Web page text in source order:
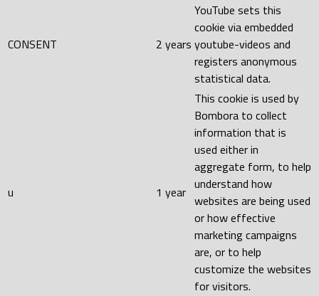
CONSENT 2 years
YouTube sets this
cookie via embedded
youtube-videos and
registers anonymous
statistical data.
u 1 year
This cookie is used by
Bombora to collect
information that is
used either in
aggregate form, to help
understand how
websites are being used
or how effective
marketing campaigns
are, or to help
customize the websites
for visitors.